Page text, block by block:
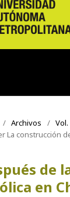
/ Archivos /
La construcción
de
en